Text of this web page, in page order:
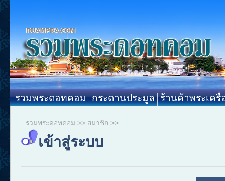
รวมพระดอทคอม กระดานประมูล ร้านค้าพระเครื่
รวมพระดอทคอม >> สมาชิก >>
เข้าสู่ระบบ